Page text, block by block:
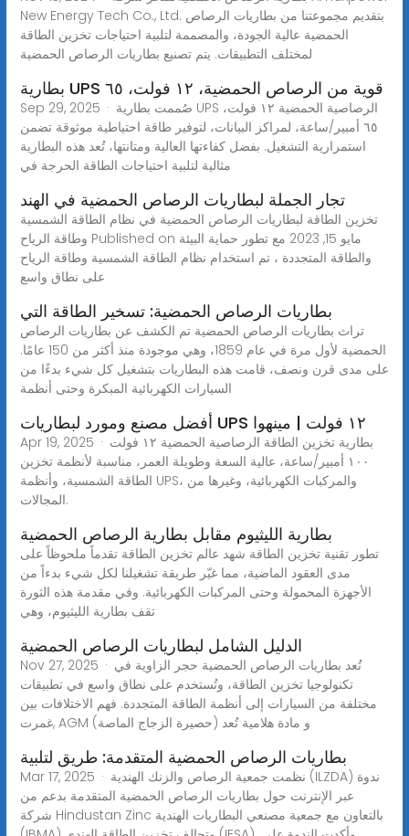
New Energy Tech Co., Ltd. بتقديم مجموعتنا من بطاريات الرصاص
الحمضية عالية الجودة، والمصممة لتلبية احتياجات تخزين الطاقة
لمختلف التطبيقات. يتم تصنيع بطاريات الرصاص الحمضية
بطارية UPS قوية من الرصاص الحمضية، ١٢ فولت، ٦٥
Sep 29, 2025 · صُممت بطارية UPS الرصاصية الحمضية ١٢ فولت،
٦٥ أمبير/ساعة، لمراكز البيانات، لتوفير طاقة احتياطية موثوقة تضمن
استمرارية التشغيل. بفضل كفاءتها العالية ومتانتها، تُعد هذه البطارية
مثالية لتلبية احتياجات الطاقة الحرجة في
تجار الجملة لبطاريات الرصاص الحمضية في الهند
تخزين الطاقة لبطاريات الرصاص الحمضية في نظام الطاقة الشمسية
وطاقة الرياح Published on مايو 15, 2023 مع تطور حماية البيئة
والطاقة المتجددة ، تم استخدام نظام الطاقة الشمسية وطاقة الرياح
على نطاق واسع
بطاريات الرصاص الحمضية: تسخير الطاقة التي
تراث بطاريات الرصاص الحمضية تم الكشف عن بطاريات الرصاص
الحمضية لأول مرة في عام 1859، وهي موجودة منذ أكثر من 150 عامًا.
على مدى قرن ونصف، قامت هذه البطاريات بتشغيل كل شيء بدءًا من
السيارات الكهربائية المبكرة وحتى أنظمة
أفضل مصنع ومورد لبطاريات UPS ١٢ فولت | مينهوا
Apr 19, 2025 · بطارية تخزين الطاقة الرصاصية الحمضية ١٢ فولت
١٠٠ أمبير/ساعة، عالية السعة وطويلة العمر، مناسبة لأنظمة تخزين
الطاقة الشمسية، وأنظمة UPS، والمركبات الكهربائية، وغيرها من
المجالات.
بطارية الليثيوم مقابل بطارية الرصاص الحمضية
تطور تقنية تخزين الطاقة شهد عالم تخزين الطاقة تقدماً ملحوظاً على
مدى العقود الماضية، مما غيّر طريقة تشغيلنا لكل شيء بدءاً من
الأجهزة المحمولة وحتى المركبات الكهربائية. وفي مقدمة هذه الثورة
تقف بطارية الليثيوم، وهي
الدليل الشامل لبطاريات الرصاص الحمضية
Nov 27, 2025 · تُعد بطاريات الرصاص الحمضية حجر الزاوية في
تكنولوجيا تخزين الطاقة، وتُستخدم على نطاق واسع في تطبيقات
مختلفة من السيارات إلى أنظمة الطاقة المتجددة. فهم الاختلافات بين
غمرت, AGM (حصيرة الزجاج الماصة) و مادة هلامية تُعد
بطاريات الرصاص الحمضية المتقدمة: طريق لتلبية
Mar 17, 2025 · نظمت جمعية الرصاص والزنك الهندية (ILZDA) ندوة
عبر الإنترنت حول بطاريات الرصاص الحمضية المتقدمة بدعم من
شركة Hindustan Zinc بالتعاون مع جمعية مصنعي البطاريات الهندية